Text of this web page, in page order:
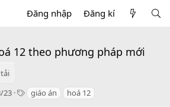
Đăng nhập Đăng kí
12 theo phương pháp mới
23
T giáo án hoá 12